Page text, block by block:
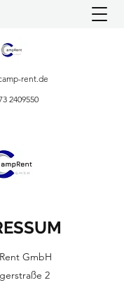
rent.de
2409550
GmbH
2